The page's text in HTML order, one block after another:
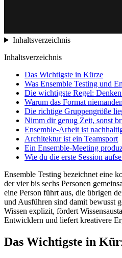
Inhaltsverzeichnis
Inhaltsverzeichnis
Das Wichtigste in Kürze
Was Ensemble Testing und
Die wichtigste Regel:
Warum das Format
Die richtige Gruppengröße
Nimm dir genug Zeit, sonst
Ensemble-Arbeit ist
Architektur ist ein Teamsport
Ein Ensemble-Meeting
Wie du die erste Session
Ensemble Testing bezeichnet eine
der vier bis sechs Personen
eine Person führt aus, die übrigen
und Ausführen sind damit bewusst
Wissen explizit, fördert
Entwicklern und liefert kreativere
Das Wichtigste in